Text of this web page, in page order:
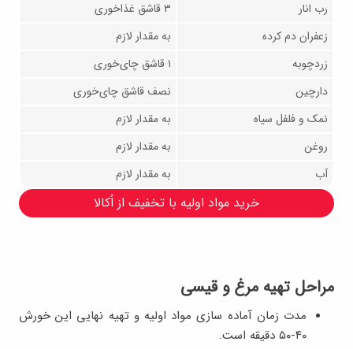
رب انار
۳ قاشق غذاخوری
زعفران دم کرده
به مقدار لازم
زردچوبه
۱ قاشق چای‌خوری
دارچین
نصف قاشق چای‌خوری
نمک و فلفل سیاه
به مقدار لازم
روغن
به مقدار لازم
آب
به مقدار لازم
خرید مواد اولیه با تخفیف از اُکالا
مراحل تهیه مرغ و قیسی
مدت زمان آماده سازی مواد اولیه و تهیه نهایی این خورش
۴۰-۵۰ دقیقه است.